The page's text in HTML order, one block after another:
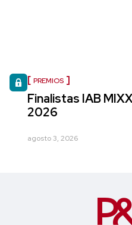
PREMIOS
Finalistas IAB
2026
agosto 3, 2026